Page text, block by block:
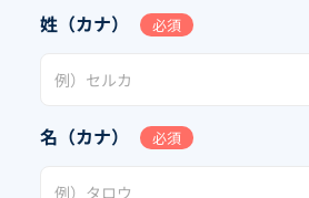
姓（カナ） 必須
名（カナ） 必須